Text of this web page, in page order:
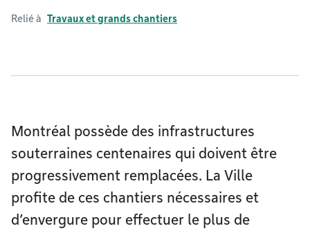
Relié à Travaux et grands chantiers
Montréal possède des infrastructures
souterraines centenaires qui doivent être
progressivement remplacées. La Ville
profite de ces chantiers nécessaires et
d’envergure pour effectuer le plus de